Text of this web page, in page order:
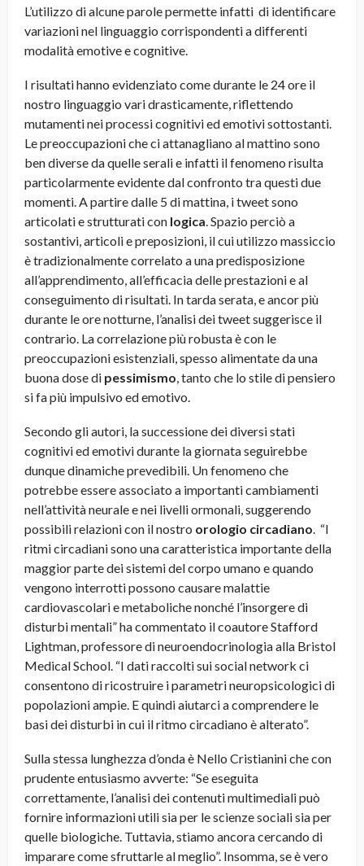
L’utilizzo di alcune parole permette infatti di identificare
variazioni nel linguaggio corrispondenti a differenti
modalità emotive e cognitive.
I risultati hanno evidenziato come durante le 24 ore il
nostro linguaggio vari drasticamente, riflettendo
mutamenti nei processi cognitivi ed emotivi sottostanti.
Le preoccupazioni che ci attanagliano al mattino sono
ben diverse da quelle serali e infatti il fenomeno risulta
particolarmente evidente dal confronto tra questi due
momenti. A partire dalle 5 di mattina, i tweet sono
articolati e strutturati con logica . Spazio perciò a
sostantivi, articoli e preposizioni, il cui utilizzo massiccio
è tradizionalmente correlato a una predisposizione
all’apprendimento, all’efficacia delle prestazioni e al
conseguimento di risultati. In tarda serata, e ancor più
durante le ore notturne, l’analisi dei tweet suggerisce il
contrario. La correlazione più robusta è con le
preoccupazioni esistenziali, spesso alimentate da una
buona dose di pessimismo , tanto che lo stile di pensiero
si fa più impulsivo ed emotivo.
Secondo gli autori, la successione dei diversi stati
cognitivi ed emotivi durante la giornata seguirebbe
dunque dinamiche prevedibili. Un fenomeno che
potrebbe essere associato a importanti cambiamenti
nell’attività neurale e nei livelli ormonali, suggerendo
possibili relazioni con il nostro orologio circadiano . “I
ritmi circadiani sono una caratteristica importante della
maggior parte dei sistemi del corpo umano e quando
vengono interrotti possono causare malattie
cardiovascolari e metaboliche nonché l’insorgere di
disturbi mentali” ha commentato il coautore Stafford
Lightman, professore di neuroendocrinologia alla Bristol
Medical School. “I dati raccolti sui social network ci
consentono di ricostruire i parametri neuropsicologici di
popolazioni ampie. E quindi aiutarci a comprendere le
basi dei disturbi in cui il ritmo circadiano è alterato”.
Sulla stessa lunghezza d’onda è Nello Cristianini che con
prudente entusiasmo avverte: “Se eseguita
correttamente, l’analisi dei contenuti multimediali può
fornire informazioni utili sia per le scienze sociali sia per
quelle biologiche. Tuttavia, stiamo ancora cercando di
imparare come sfruttarle al meglio”. Insomma, se è vero